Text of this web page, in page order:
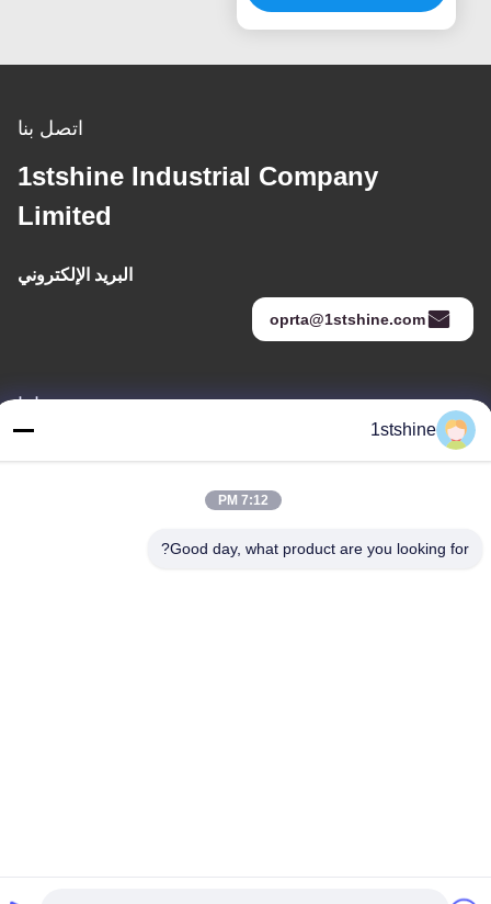
المستمرة
اتصل بنا
1stshine Industrial Company
Limited
البريد الإلكتروني
oprta@1stshine.com
عنواننا
العنوان
Zhongshan ، مقاطعة Guangdong ، الصين
هاتف
1stshine
7:12 PM
Good day, what product are you looking for?